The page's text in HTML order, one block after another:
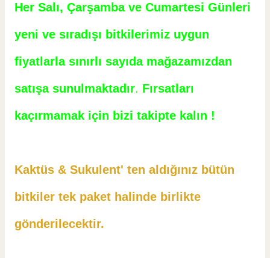
Her Salı, Çarşamba ve Cumartesi Günleri
yeni ve sıradışı bitkilerimiz uygun
fiyatlarla sınırlı sayıda mağazamızdan
satışa sunulmaktadır. Fırsatları
kaçırmamak için bizi takipte kalın !
Kaktüs & Sukulent' ten aldığınız bütün
bitkiler tek paket halinde birlikte
gönderilecektir.